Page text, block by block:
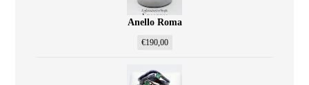
Anello Roma
€190,00